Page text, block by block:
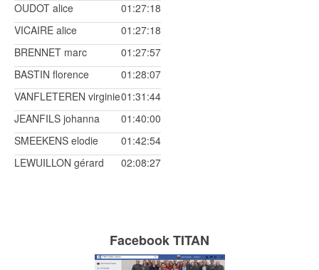
OUDOT alice
01:27:18
VICAIRE alice
01:27:18
BRENNET marc
01:27:57
BASTIN florence
01:28:07
VANFLETEREN virginie01:31:44
JEANFILS johanna
01:40:00
SMEEKENS elodie
01:42:54
LEWUILLON gérard
02:08:27
Facebook TITAN